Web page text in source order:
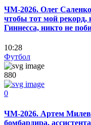
ЧМ-2026. Олег
чтобы тот мой рекорд,
Гиннесса, никто не
10:28
Футбол
880
0
ЧМ-2026. Артем
бомбардира,